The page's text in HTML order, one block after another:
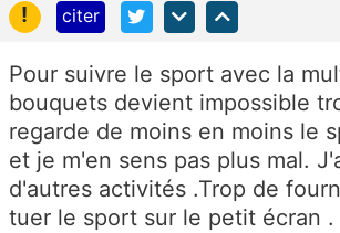
!
citer
Pour suivre le sport avec la
bouquets devient impossible
regarde de moins en moins le
et je m'en sens pas plus mal.
d'autres activités .Trop de
tuer le sport sur le petit écran .